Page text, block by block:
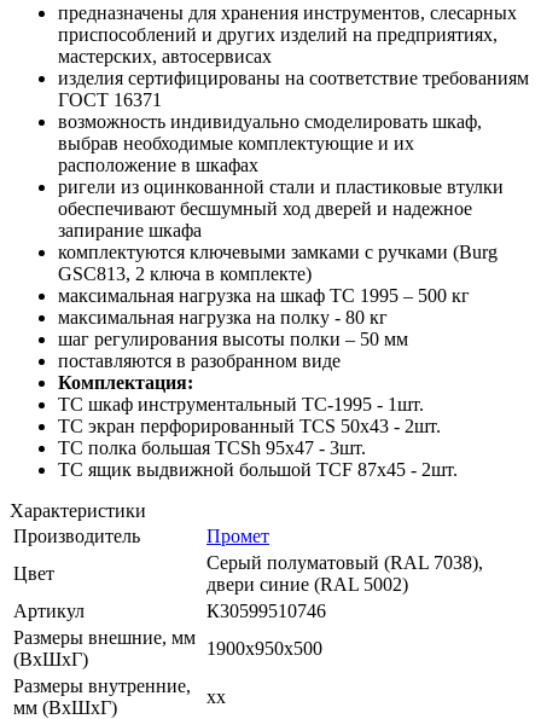
предназначены для хранения инструментов, слесарных
приспособлений и других изделий на предприятиях,
мастерских, автосервисах
изделия сертифицированы на соответствие требованиям
ГОСТ 16371
возможность индивидуально смоделировать шкаф,
выбрав необходимые комплектующие и их
расположение в шкафах
ригели из оцинкованной стали и пластиковые втулки
обеспечивают бесшумный ход дверей и надежное
запирание шкафа
комплектуются ключевыми замками с ручками (Burg
GSC813, 2 ключа в комплекте)
максимальная нагрузка на шкаф ТС 1995 – 500 кг
максимальная нагрузка на полку - 80 кг
шаг регулирования высоты полки – 50 мм
поставляются в разобранном виде
Комплектация:
TC шкаф инструментальный TC-1995 - 1шт.
TC экран перфорированный TCS 50x43 - 2шт.
TC полка большая TCSh 95х47 - 3шт.
TC ящик выдвижной большой TCF 87x45 - 2шт.
Характеристики
Производитель
Промет
Цвет
Cерый полуматовый (RAL 7038),
двери синие (RAL 5002)
Артикул
К30599510746
Размеры внешние, мм
(ВхШхГ)
1900x950x500
Размеры внутренние,
мм (ВхШхГ)
xx